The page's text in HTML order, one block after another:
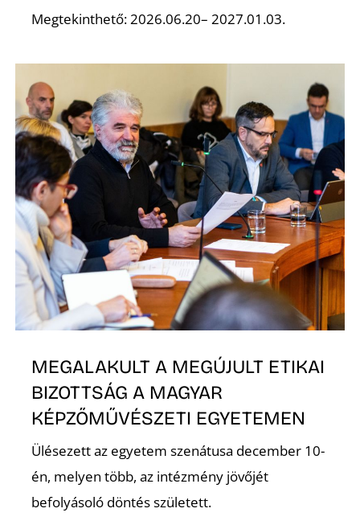
Megtekinthető: 2026.06.20– 2027.01.03.
MEGALAKULT A MEGÚJULT ETIKAI
BIZOTTSÁG A MAGYAR
KÉPZŐMŰVÉSZETI EGYETEMEN
Ülésezett az egyetem szenátusa december 10-
én, melyen több, az intézmény jövőjét
befolyásoló döntés született.